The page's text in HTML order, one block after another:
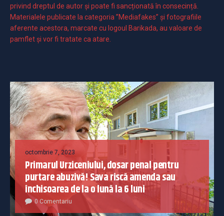
privind dreptul de autor și poate fi sancționată în consecință.
Materialele publicate la categoria ”Mediafakes” și fotografiile
aferente acestora, marcate cu logoul Barikada, au valoare de
pamflet și vor fi tratate ca atare.
octombrie 7, 2023
Primarul Urziceniului, dosar penal pentru
purtare abuzivă! Sava riscă amenda sau
închisoarea de la o lună la 6 luni
0 Comentariu